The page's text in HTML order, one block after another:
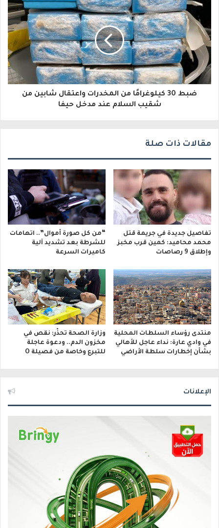
ك
ت
ر
ي
ضبط 30 كيلوغرامًا من المخدرات واعتقال شابين من
شقيب السلام عند مدخل حيفا
مقالات ذات صلة
تفاصيل جديدة في جريمة قتل
محمد محاميد: كمين قرب مخبز
وإطلاق 9 رصاصات
“من كل صورة أموال”.. اتهامات
للشرطة بعد تشديد آلية
كاميرات السرعة
منتدى رؤساء السلطات المحلية
في وادي عارة: نداء عاجل للأهالي
بشأن إخطارات سلطة الأراضي
وزارة الصحة تحذّر: نقص في
مخزون الدم.. ودعوة عاجلة
للتبرع وخاصة من فصيلة O
الإعلانات